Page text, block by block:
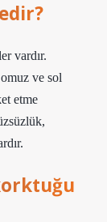
vardır.
ve sol
etme